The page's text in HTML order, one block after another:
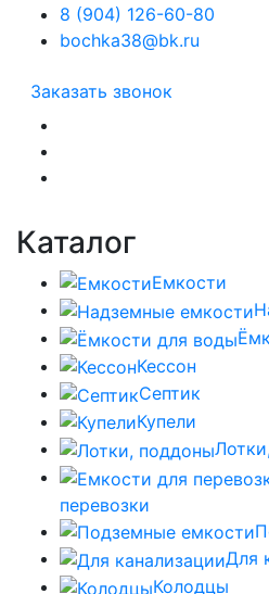
8 (904) 126-60-80
bochka38@bk.ru
Заказать звонок
Каталог
Емкости
Кессон
Септик
Купели
перевозки
Для
Колодцы